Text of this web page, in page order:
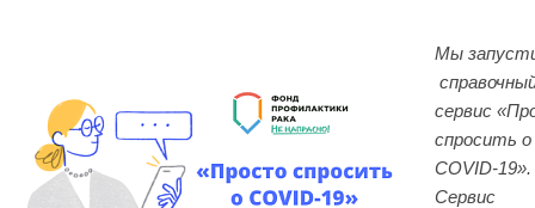
Мы
сервис
спросить о
COVID-19».
Сервис